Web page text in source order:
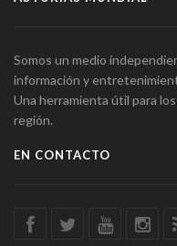
Somos un medio
información y
Una herramienta útil para
región.
EN CONTACTO